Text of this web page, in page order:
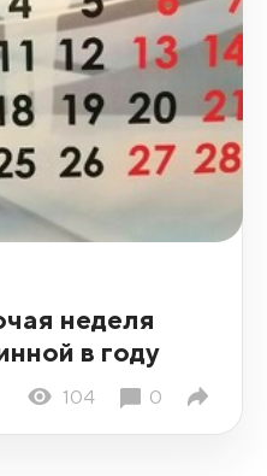
неделя
в году
104 0